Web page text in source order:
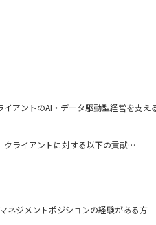
主体的に進められる方
どうすれば利益化できるか」で考えられ
強く進められる方
十何位捉えられる方
いを感じる方
アントのAI・データ駆動型経営を支え
クライアントに対する以下の貢献
/事業戦略のKPIへの落とし込み
会計、予実管理の刷新。データ利活用
、外部データの取り込み。AI＋データ
業
遣
ネジメントポジションの経験がある方